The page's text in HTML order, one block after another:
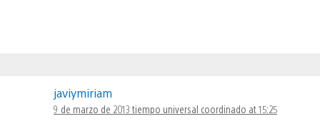
javiymiriam
9 de marzo de 2013 tiempo universal coordinado at 15:25